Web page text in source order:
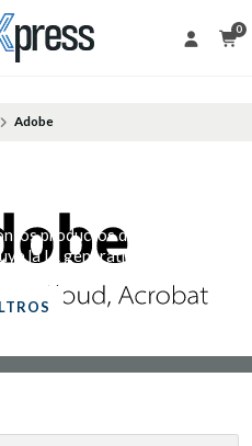
0
Adobe
los productos de Adobe! La
la IA generativa.